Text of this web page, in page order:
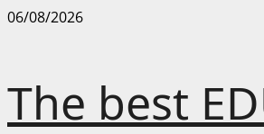
Skip
06/08/2026
The best